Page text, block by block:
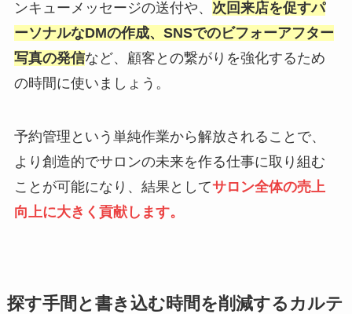
ンキューメッセージの送付や、 次回来店を促すパ
ーソナルなDMの作成、SNSでのビフォーアフター
写真の発信など、顧客との繋がりを強化するため
の時間に使いましょう。
予約管理という単純作業から解放されることで、
より創造的でサロンの未来を作る仕事に取り組む
ことが可能になり、結果としてサロン全体の売上
向上に大きく貢献します。
探す手間と書き込む時間を削減するカルテ